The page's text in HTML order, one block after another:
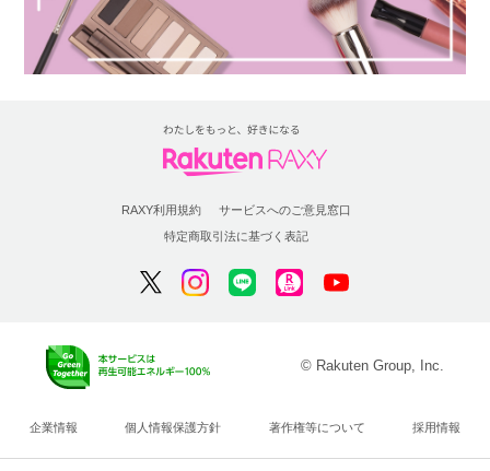
RAXY利用規約
サービスへのご意見窓口
特定商取引法に基づく表記
© Rakuten Group, Inc.
企業情報 個人情報保護方針 著作権等について 採用情報